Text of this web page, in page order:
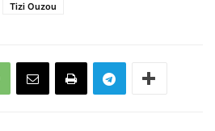
Tizi Ouzou